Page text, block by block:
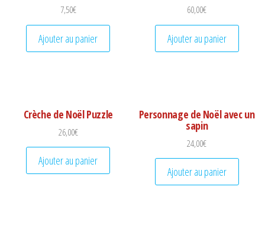
7,50€
Ajouter au panier
60,00€
Ajouter au panier
Crèche de Noël Puzzle
26,00€
Ajouter au panier
Personnage de Noël avec un
sapin
24,00€
Ajouter au panier